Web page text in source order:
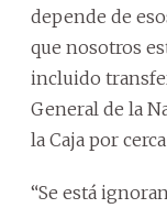
depende de
que nosotros
incluido
General de la
la Caja por
“Se está